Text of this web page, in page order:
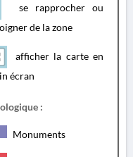
se rapprocher ou
de la zone
afficher la carte en
écran
:
Monuments